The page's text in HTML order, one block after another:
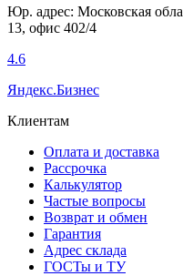
Юр. адрес: Московская
13, офис 402/4
4.6
Яндекс.Бизнес
Клиентам
Оплата и доставка
Рассрочка
Калькулятор
Частые вопросы
Возврат и обмен
Гарантия
Адрес склада
ГОСТы и ТУ